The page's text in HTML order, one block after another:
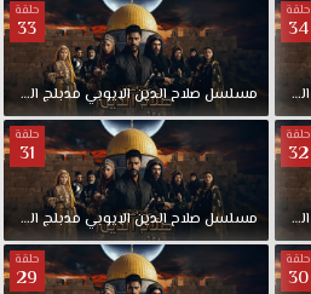
حلقة
34
الحلقة 34
حلقة
33
مسلسل صلاحالدينالايوبي مدبلجالحلقة
حلقة
32
الحلقة 32
حلقة
31
مسلسل صلاحالدينالايوبي مدبلجالحلقة
حلقة
30
حلقة
29